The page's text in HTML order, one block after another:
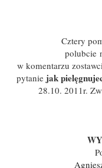
Cztery
polubcie
w komentarzu
pytanie jak
28.10. 2011r.